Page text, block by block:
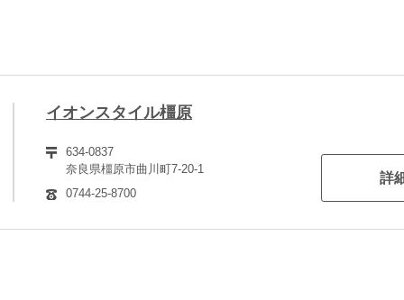
イオンスタイル橿原
634-0837
奈良県橿原市曲川町7-20-1
0744-25-8700
詳